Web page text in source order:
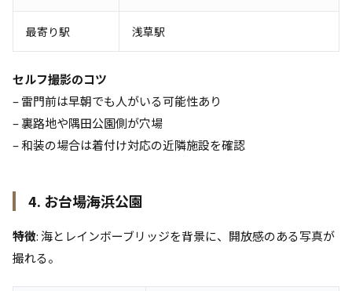
最寄り駅 浅草駅
セルフ撮影のコツ
– 雷門前は早朝でも人がいる可能性あり
– 裏路地や隅田公園側が穴場
– 和装の場合は着付け対応の近隣施設を確認
4. お台場海浜公園
特徴: 海とレインボーブリッジを背景に、開放感のある写真が
撮れる。